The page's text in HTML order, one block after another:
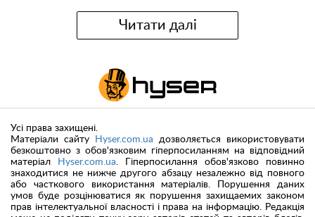
Читати далі
Усі права захищені.
Матеріали сайту
Hyser.com.ua дозволяється використовувати
безкоштовно з обов'язковим гіперпосиланням на відповідний
матеріал
Hyser.com.ua. Гіперпосилання обов'язково повинно
знаходитися не нижче другого абзацу незалежно від повного
або часткового використання матеріалів. Порушення даних
умов буде розцінюватися як порушення захищаемих законом
прав інтелектуальної власності і права на інформацію. Редакція